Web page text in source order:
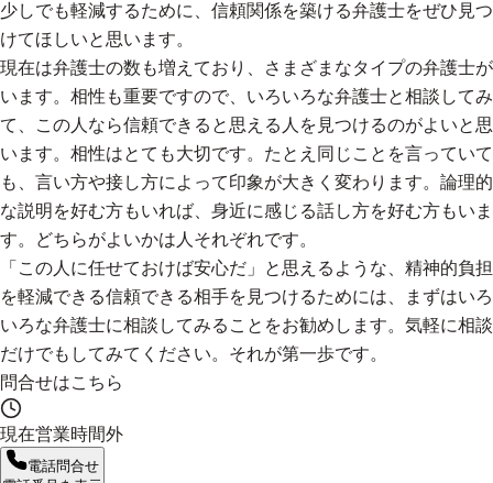
少しでも軽減するために、信頼関係を築ける弁護士をぜひ見つ
けてほしいと思います。
現在は弁護士の数も増えており、さまざまなタイプの弁護士が
います。相性も重要ですので、いろいろな弁護士と相談してみ
て、この人なら信頼できると思える人を見つけるのがよいと思
います。相性はとても大切です。たとえ同じことを言っていて
も、言い方や接し方によって印象が大きく変わります。論理的
な説明を好む方もいれば、身近に感じる話し方を好む方もいま
す。どちらがよいかは人それぞれです。
「この人に任せておけば安心だ」と思えるような、精神的負担
を軽減できる信頼できる相手を見つけるためには、まずはいろ
いろな弁護士に相談してみることをお勧めします。気軽に相談
だけでもしてみてください。それが第一歩です。
問合せはこちら
現在営業時間外
電話問合せ